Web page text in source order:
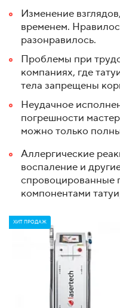
Изменение
временем.
разонравилось.
Проблемы при
компаниях, где
тела запрещены
Неудачное
погрешности
можно только
Аллергические
воспаление и
спровоцированные
компонентами
ХИТ ПРОДАЖ